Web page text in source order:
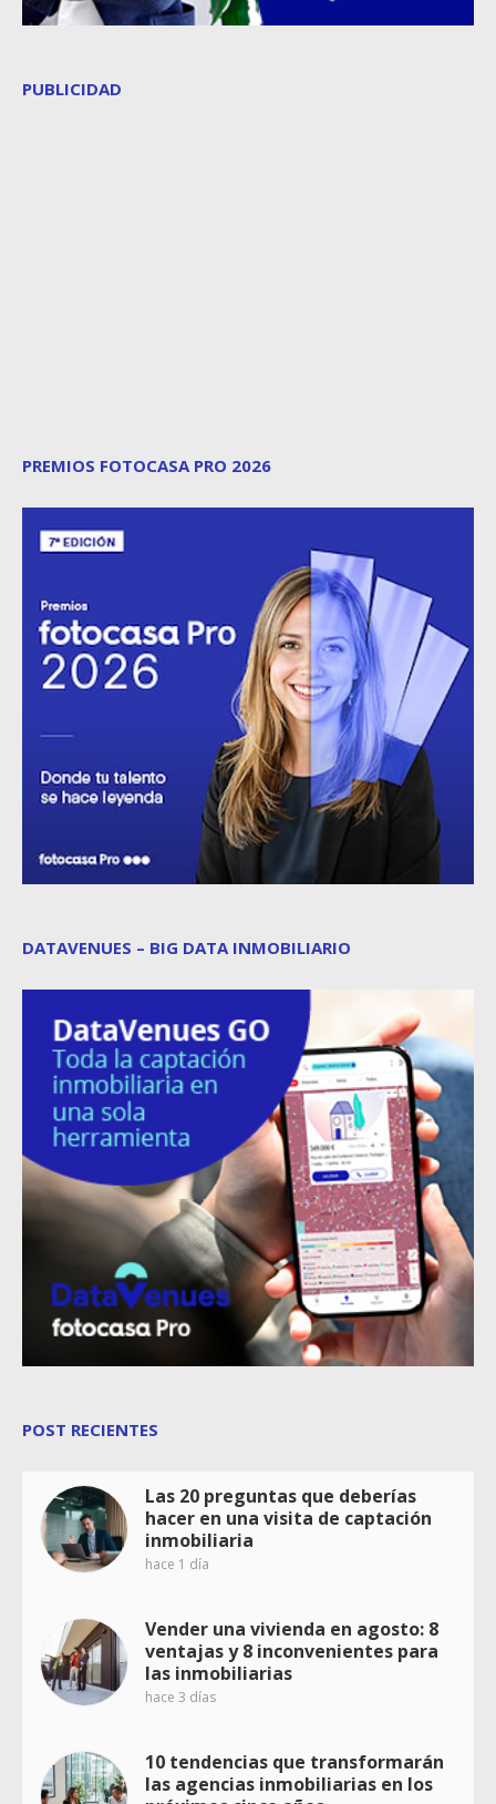
PUBLICIDAD
PREMIOS FOTOCASA PRO 2026
DATAVENUES – BIG DATA INMOBILIARIO
POST RECIENTES
Las 20 preguntas que deberías
hacer en una visita de captación
inmobiliaria
hace 1 día
Vender una vivienda en agosto: 8
ventajas y 8 inconvenientes para
las inmobiliarias
hace 3 días
10 tendencias que transformarán
las agencias inmobiliarias en los